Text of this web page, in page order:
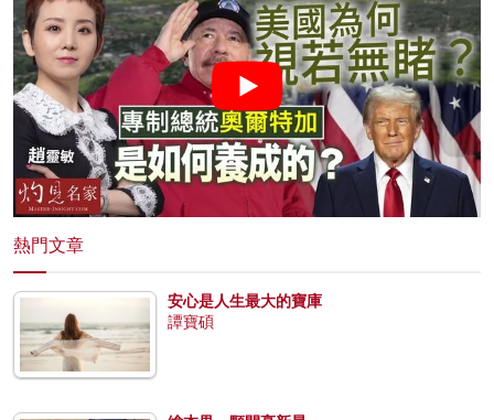
熱門文章
安心是人生最大的寶庫
譚寶碩